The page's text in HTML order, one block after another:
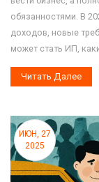
обязанностями. В
доходов, новые
может стать ИП,
Читать Далее
ИЮН, 27
2025